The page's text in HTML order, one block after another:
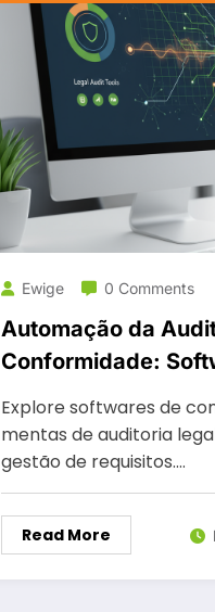
Ewige 0 Comments
Automação da
Conformidade:
Essenciais
Explore softwares de
mentas de auditoria
gestão de requisitos.…
Read More